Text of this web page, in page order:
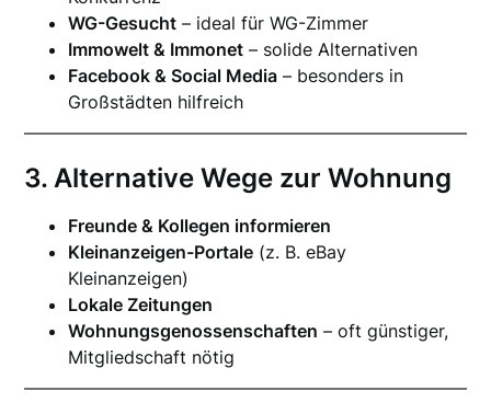
WG-Gesucht – ideal für WG-Zimmer
Immowelt & Immonet – solide Alternativen
Facebook & Social Media – besonders in
Großstädten hilfreich
3. Alternative Wege zur Wohnung
Freunde & Kollegen informieren
Kleinanzeigen-Portale (z. B. eBay
Kleinanzeigen)
Lokale Zeitungen
Wohnungsgenossenschaften – oft günstiger,
Mitgliedschaft nötig